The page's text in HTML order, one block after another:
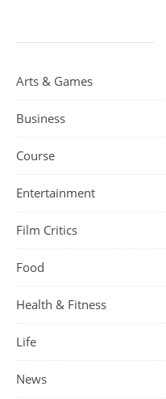
Arts & Games
Business
Course
Entertainment
Film Critics
Food
Health & Fitness
Life
News